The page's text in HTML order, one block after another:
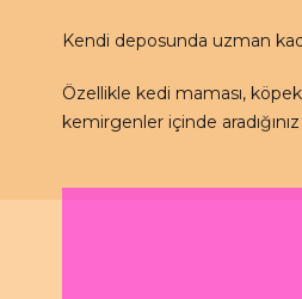
Kendi deposunda uzman
Özellikle kedi maması,
kemirgenler içinde